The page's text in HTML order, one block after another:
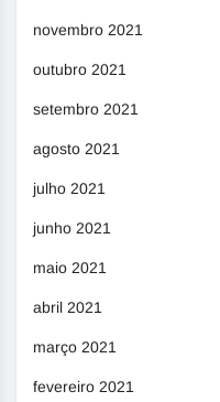
novembro 2021
outubro 2021
setembro 2021
agosto 2021
julho 2021
junho 2021
maio 2021
abril 2021
março 2021
fevereiro 2021